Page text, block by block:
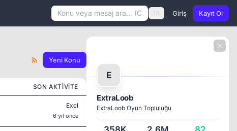
TR Giriş Kayıt Ol
Yeni Konu
SON AKTIVITE
ExcI
6 yil once
E
ExtraLoob
ExtraLoob Oyun Topluluğu